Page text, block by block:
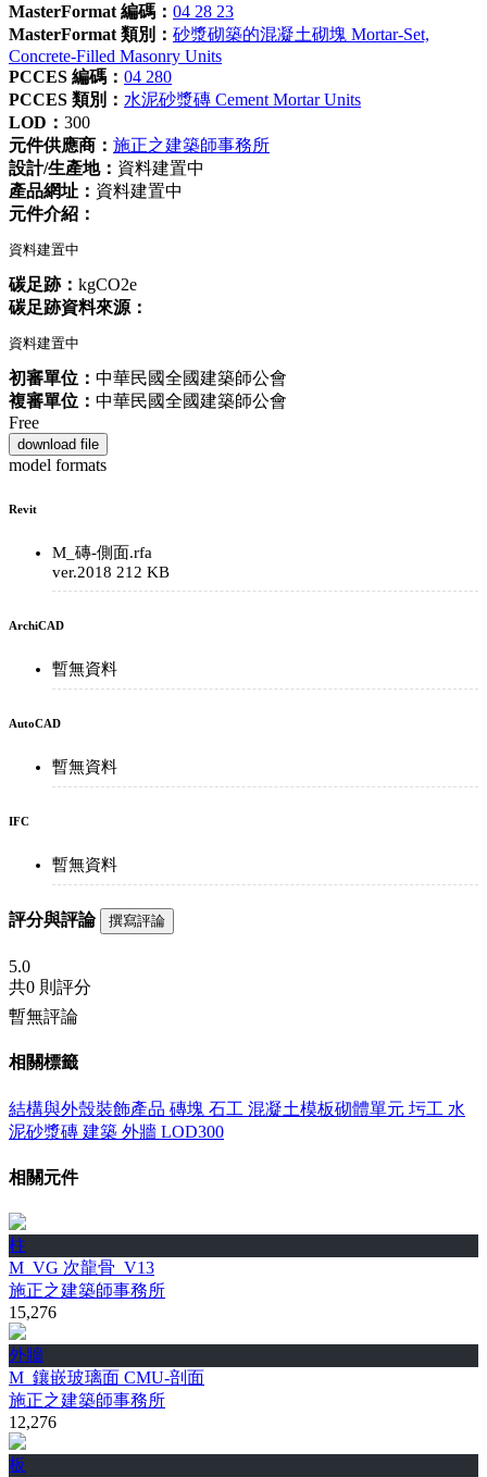
MasterFormat 編碼： 04 28 23
MasterFormat 類別： 砂漿砌築的混凝土砌塊 Mortar-Set,
Concrete-Filled Masonry Units
PCCES 編碼： 04 280
PCCES 類別： 水泥砂漿磚 Cement Mortar Units
LOD： 300
元件供應商： 施正之建築師事務所
設計/生產地： 資料建置中
產品網址： 資料建置中
元件介紹：
資料建置中
碳足跡： kgCO2e
碳足跡資料來源：
資料建置中
初審單位： 中華民國全國建築師公會
複審單位： 中華民國全國建築師公會
Free
download file
model formats
Revit
M_磚-側面.rfa
ver.2018 212 KB
ArchiCAD
暫無資料
AutoCAD
暫無資料
IFC
暫無資料
評分與評論 撰寫評論
5.0
共0 則評分
暫無評論
相關標籤
結構與外殼裝飾產品 磚塊 石工 混凝土模板砌體單元 圬工 水
泥砂漿磚 建築 外牆 LOD300
相關元件
柱
M_VG 次龍骨_V13
施正之建築師事務所
15,276
外牆
M_鑲嵌玻璃面 CMU-剖面
施正之建築師事務所
12,276
板